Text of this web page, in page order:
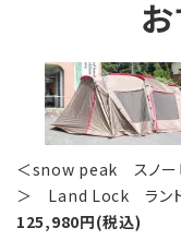
＜snow peak スノー
＞ Land Lock ランド
125,980円(税込)